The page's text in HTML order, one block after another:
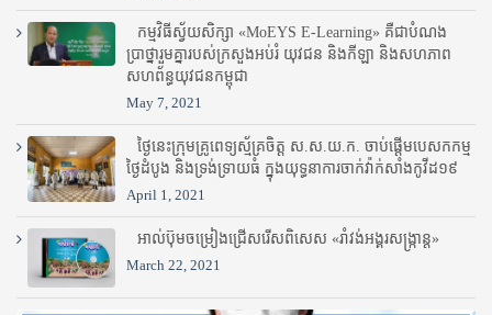
កម្មវិធីស្វ័យសិក្សា «MoEYS E-Learning» គឺជាបំណង
ប្រាថ្នារួមគ្នារបស់ក្រសួងអប់រំ​ យុវជន និងកីឡា និងសហភាព
សហព័ន្ធយុវជនកម្ពុជា
May 7, 2021
ថ្ងៃនេះក្រុមគ្រូពេទ្យស្ម័គ្រចិត្ត ស.ស.យ.ក. ចាប់ផ្តើមបេសកកម្ម
ថ្ងៃដំបូង និងទ្រង់ទ្រាយធំ ក្នុងយុទ្ធនាការចាក់វ៉ាក់សាំងកូវីដ១៩
April 1, 2021
អាល់ប៊ុមចម្រៀងជ្រើសរើសពិសេស «រាំវង់អង្គរសង្ក្រាន្ត»
March 22, 2021